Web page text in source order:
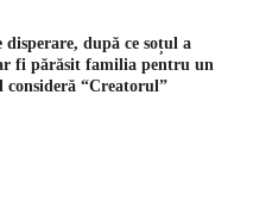
după ce soțul a
fi părăsit familia pentru un
“Creatorul”